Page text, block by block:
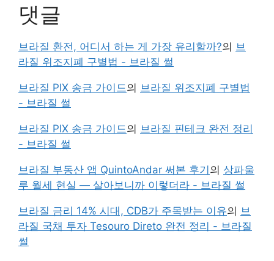
댓글
브라질 환전, 어디서 하는 게 가장 유리할까?의 브
라질 위조지폐 구별법 - 브라질 썰
브라질 PIX 송금 가이드의 브라질 위조지폐 구별법
- 브라질 썰
브라질 PIX 송금 가이드의 브라질 핀테크 완전 정리
- 브라질 썰
브라질 부동산 앱 QuintoAndar 써본 후기의 상파울
루 월세 현실 — 살아보니까 이렇더라 - 브라질 썰
브라질 금리 14% 시대, CDB가 주목받는 이유의 브
라질 국채 투자 Tesouro Direto 완전 정리 - 브라질
썰